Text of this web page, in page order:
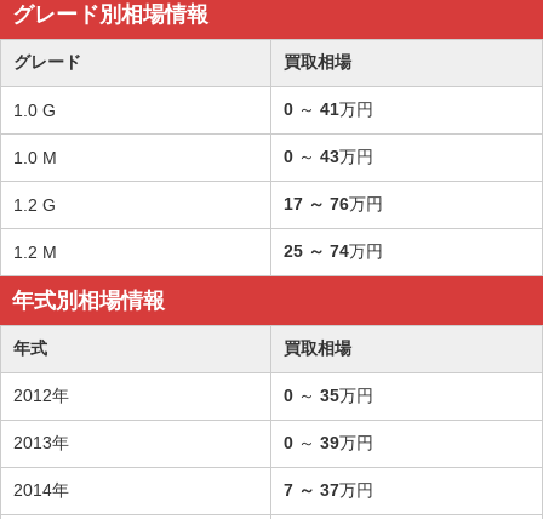
グレード別相場情報
グレード 買取相場
1.0 G 0 ～ 41万円
1.0 M 0 ～ 43万円
1.2 G 17 ～ 76万円
1.2 M 25 ～ 74万円
年式別相場情報
年式 買取相場
2012年 0 ～ 35万円
2013年 0 ～ 39万円
2014年 7 ～ 37万円